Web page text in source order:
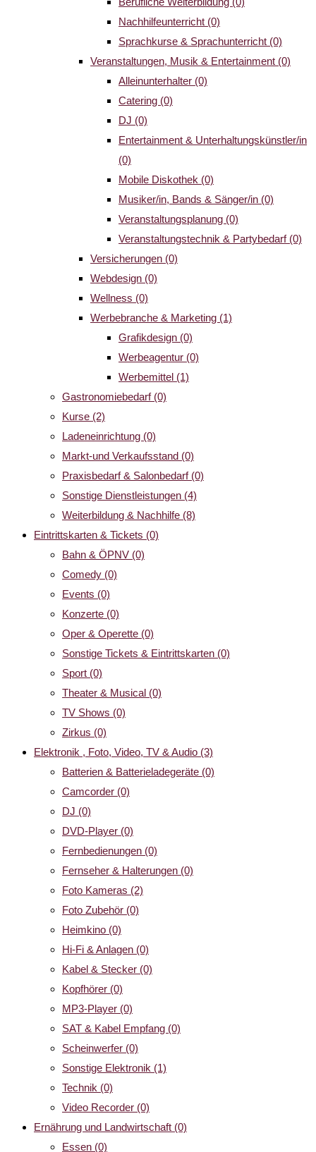
Nachhilfeunterricht (0)
Sprachkurse & Sprachunterricht (0)
Veranstaltungen, Musik & Entertainment (0)
Alleinunterhalter (0)
Catering (0)
DJ (0)
Entertainment & Unterhaltungskünstler/in
(0)
Mobile Diskothek (0)
Musiker/in, Bands & Sänger/in (0)
Veranstaltungsplanung (0)
Veranstaltungstechnik & Partybedarf (0)
Versicherungen (0)
Webdesign (0)
Wellness (0)
Werbebranche & Marketing (1)
Grafikdesign (0)
Werbeagentur (0)
Werbemittel (1)
Gastronomiebedarf (0)
Kurse (2)
Ladeneinrichtung (0)
Markt-und Verkaufsstand (0)
Praxisbedarf & Salonbedarf (0)
Sonstige Dienstleistungen (4)
Weiterbildung & Nachhilfe (8)
Eintrittskarten & Tickets (0)
Bahn & ÖPNV (0)
Comedy (0)
Events (0)
Konzerte (0)
Oper & Operette (0)
Sonstige Tickets & Eintrittskarten (0)
Sport (0)
Theater & Musical (0)
TV Shows (0)
Zirkus (0)
Elektronik , Foto, Video, TV & Audio (3)
Batterien & Batterieladegeräte (0)
Camcorder (0)
DJ (0)
DVD-Player (0)
Fernbedienungen (0)
Fernseher & Halterungen (0)
Foto Kameras (2)
Foto Zubehör (0)
Heimkino (0)
Hi-Fi & Anlagen (0)
Kabel & Stecker (0)
Kopfhörer (0)
MP3-Player (0)
SAT & Kabel Empfang (0)
Scheinwerfer (0)
Sonstige Elektronik (1)
Technik (0)
Video Recorder (0)
Ernährung und Landwirtschaft (0)
Essen (0)